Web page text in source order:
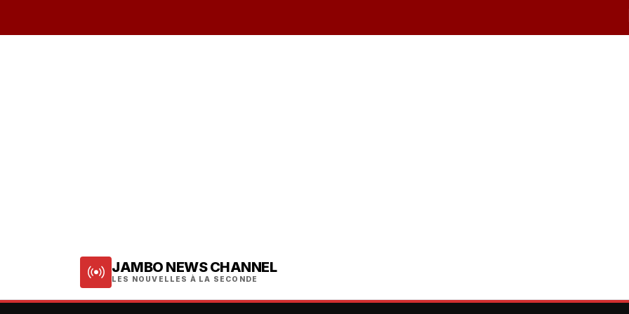
JAMBO NEWS CHANNEL
LES NOUVELLES À LA SECONDE